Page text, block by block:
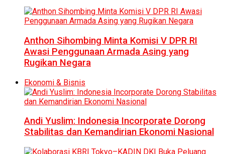
Anthon Sihombing Minta Komisi V DPR RI
Awasi Penggunaan Armada Asing yang
Rugikan Negara
Ekonomi & Bisnis
Andi Yuslim: Indonesia Incorporate Dorong
Stabilitas dan Kemandirian Ekonomi Nasional